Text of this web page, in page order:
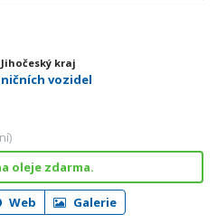
kraj
vozidel
oleje zdarma.
Web Galerie